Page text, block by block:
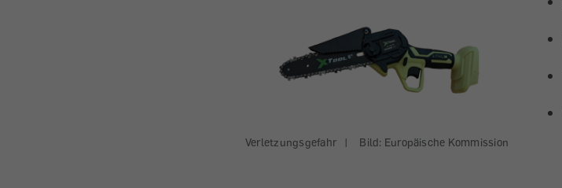
Verletzungsgefahr | Bild: Europäische Kommission